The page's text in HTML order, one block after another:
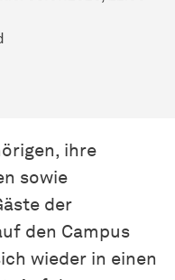
ihre
sowie
der
den Campus
wieder in einen